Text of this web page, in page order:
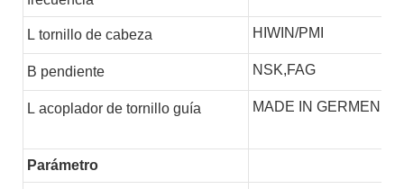
L tornillo de cabeza HIWIN/PMI
B pendiente NSK,FAG
L acoplador de tornillo guía MADE IN GERMEN
Parámetro